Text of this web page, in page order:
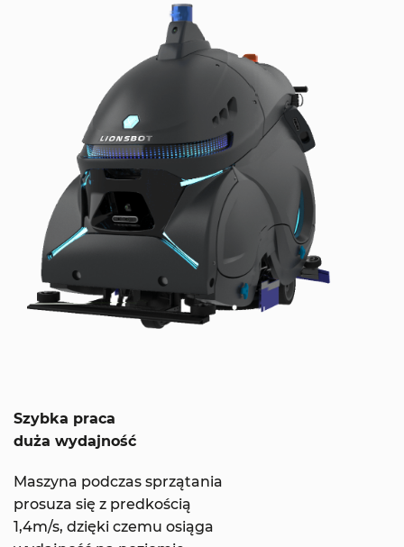
Szybka praca
duża wydajność
Maszyna podczas sprzątania
prosuza się z predkością
1,4m/s, dzięki czemu osiąga